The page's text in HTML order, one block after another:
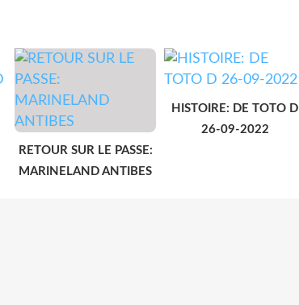
RETOUR SUR LE PASSE:
MARINELAND ANTIBES
HISTOIRE: DE TOTO D
26-09-2022